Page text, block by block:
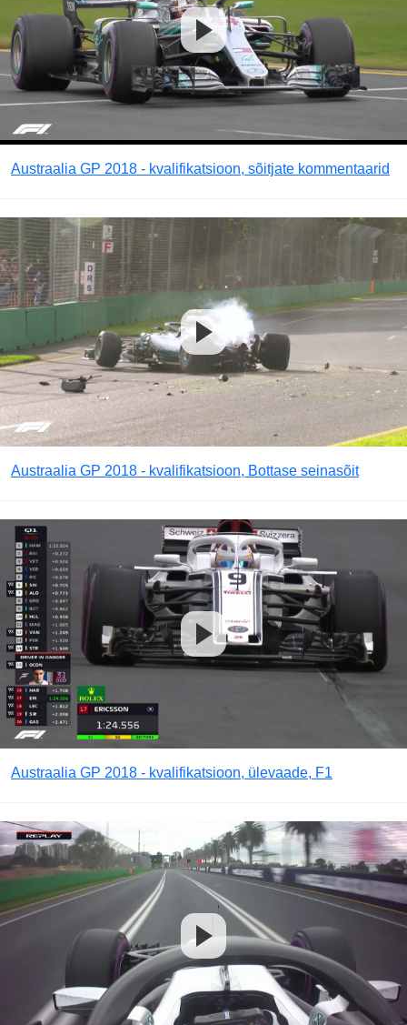
Austraalia GP 2018 - kvalifikatsioon, sõitjate kommentaarid
Austraalia GP 2018 - kvalifikatsioon, Bottase seinasõit
Austraalia GP 2018 - kvalifikatsioon, ülevaade, F1